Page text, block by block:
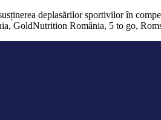
deplasărilor sportivilor în
GoldNutrition România, 5 to go,